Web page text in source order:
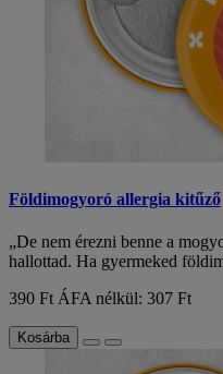
Földimogyoró allergia kitűző
„De nem érezni benne a
hallottad. Ha gyermeked
390 Ft ÁFA nélkül: 307 Ft
Kosárba